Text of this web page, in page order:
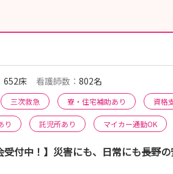
652床 看護師数： 802名
三次救急 寮・住宅補助あり 資格
り 託児所あり マイカー通勤OK
受付中！】災害にも、日常にも――長